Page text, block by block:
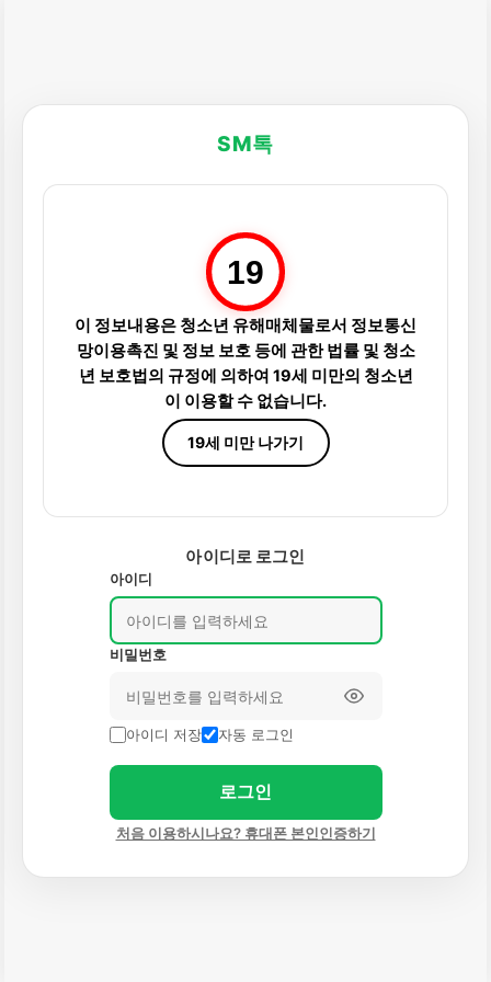
SM톡
19
이 정보내용은 청소년 유해매체물로서 정보통신
망이용촉진 및 정보 보호 등에 관한 법률 및 청소
년 보호법의 규정에 의하여 19세 미만의 청소년
이 이용할 수 없습니다.
19세 미만 나가기
아이디로 로그인
아이디
비밀번호
아이디 저장 자동 로그인
로그인
처음 이용하시나요? 휴대폰 본인인증하기